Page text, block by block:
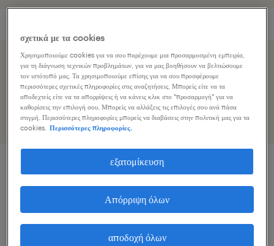
Επιταχύνετε την εφαρμογή εργασίας κοινοποιώντας το
προφίλ σας
περιγραφή εργασίας
fire-up your career by working remotely as a
σχετικά με τα cookies
Χρησιμοποιούμε cookies για να σου παρέχουμε μια προσαρμοσμένη εμπειρία,
για τη διάγνωση τεχνικών προβλημάτων, για να μας βοηθήσουν να βελτιώσουμε
τον ιστότοπό μας. Τα χρησιμοποιούμε επίσης για να σου προσφέρουμε
περισσότερες σχετικές πληροφορίες στις αναζητήσεις. Μπορείς είτε να τα
αποδεχτείς είτε να τα απορρίψεις ή να κάνεις κλικ στο "προσαρμογή" για να
καθορίσεις την επιλογή σου. Μπορείς να αλλάξεις τις επιλογές σου ανά πάσα
στιγμή. Περισσότερες πληροφορίες μπορείς να διαβάσεις στην πολιτική μας για τα
cookies.
Περισσότερες πληροφορίες.
εξατομίκευση
Απόρριψη όλων
αποδοχή όλων